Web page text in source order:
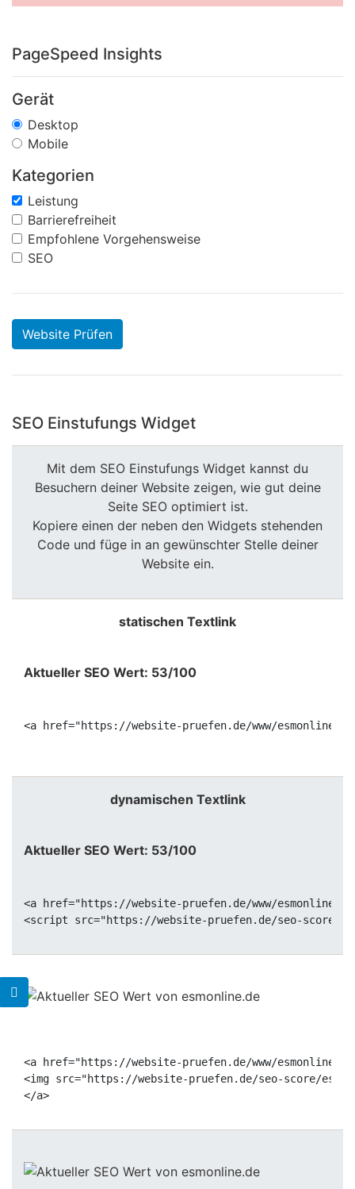
PageSpeed Insights
Gerät
Desktop
Mobile
Kategorien
Leistung
Barrierefreiheit
Empfohlene Vorgehensweise
SEO
Website Prüfen
SEO Einstufungs Widget
Mit dem SEO Einstufungs Widget kannst du
Besuchern deiner Website zeigen, wie gut deine
Seite SEO optimiert ist.
Kopiere einen der neben den Widgets stehenden
Code und füge in an gewünschter Stelle deiner
Website ein.
statischen Textlink
Aktueller SEO Wert: 53/100
<a href="https://website-pruefen.de/www/
dynamischen Textlink
Aktueller SEO Wert: 53/100
<a href="https://website-pruefen.de/www/
<a href="https://website-pruefen.de/www/
<img src="https://website-pruefen.de/seo-score/